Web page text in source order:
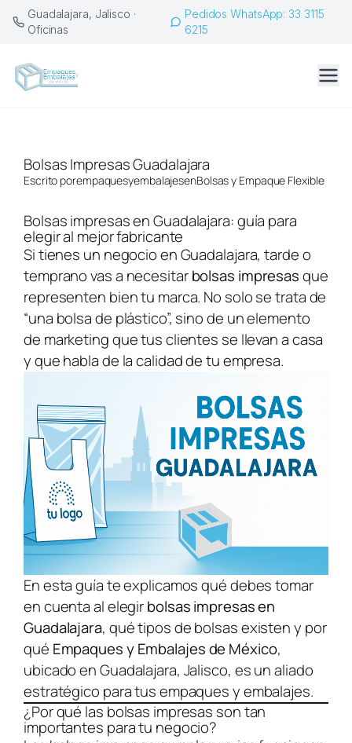
SaltarGuadalajara, Jalisco ·
Oficinas
Pedidos WhatsApp: 33 3115
6215
Bolsas Impresas Guadalajara
Escrito porempaquesyembalajesenBolsas y Empaque Flexible
Bolsas impresas en Guadalajara: guía para
elegir al mejor fabricante
Si tienes un negocio en Guadalajara, tarde o
temprano vas a necesitarbolsas impresasque
representen bien tu marca. No solo se trata de
“una bolsa de plástico”, sino de un elemento
de marketing que tus clientes se llevan a casa
y que habla de la calidad de tu empresa.
En esta guía te explicamos qué debes tomar
en cuenta al elegirbolsas impresas en
Guadalajara, qué tipos de bolsas existen y por
qué Empaques y Embalajes de México,
ubicado en Guadalajara, Jalisco, es un aliado
estratégico para tus empaques y embalajes.
¿Por qué las bolsas impresas son tan
importantes para tu negocio?